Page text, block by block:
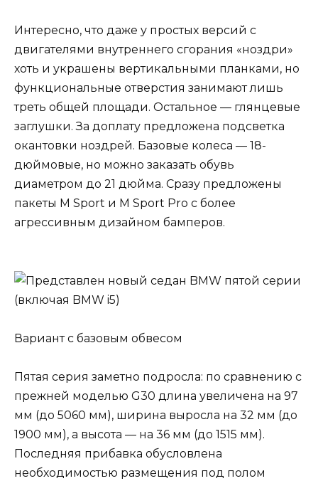
Интересно, что даже у простых версий с
двигателями внутреннего сгорания «ноздри»
хоть и украшены вертикальными планками, но
функциональные отверстия занимают лишь
треть общей площади. Остальное — глянцевые
заглушки. За доплату предложена подсветка
окантовки ноздрей. Базовые колеса — 18-
дюймовые, но можно заказать обувь
диаметром до 21 дюйма. Сразу предложены
пакеты M Sport и M Sport Pro с более
агрессивным дизайном бамперов.
Вариант с базовым обвесом
Пятая серия заметно подросла: по сравнению с
прежней моделью G30 длина увеличена на 97
мм (до 5060 мм), ширина выросла на 32 мм (до
1900 мм), а высота — на 36 мм (до 1515 мм).
Последняя прибавка обусловлена
необходимостью размещения под полом